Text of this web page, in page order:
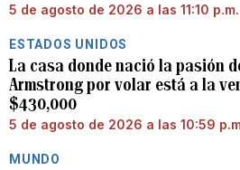
5 de agosto de 2026 a las 11:10 p.m.
ESTADOS UNIDOS
La casa donde nació la pasión
Armstrong por volar está a la
$430,000
5 de agosto de 2026 a las 10:59
MUNDO